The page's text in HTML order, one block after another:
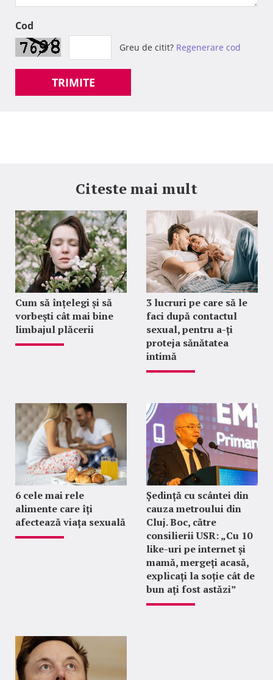
Cod
Greu de citit? Regenerare cod
TRIMITE
Citeste mai mult
Cum să înțelegi și să
vorbeşti cât mai bine
limbajul plăcerii
3 lucruri pe care să le
faci după contactul
sexual, pentru a-ți
proteja sănătatea
intimă
6 cele mai rele
alimente care îți
afectează viața sexuală
Ședință cu scântei din
cauza metroului din
Cluj. Boc, către
consilierii USR: „Cu 10
like-uri pe internet și
mamă, mergeți acasă,
explicați la soție cât de
bun ați fost astăzi”